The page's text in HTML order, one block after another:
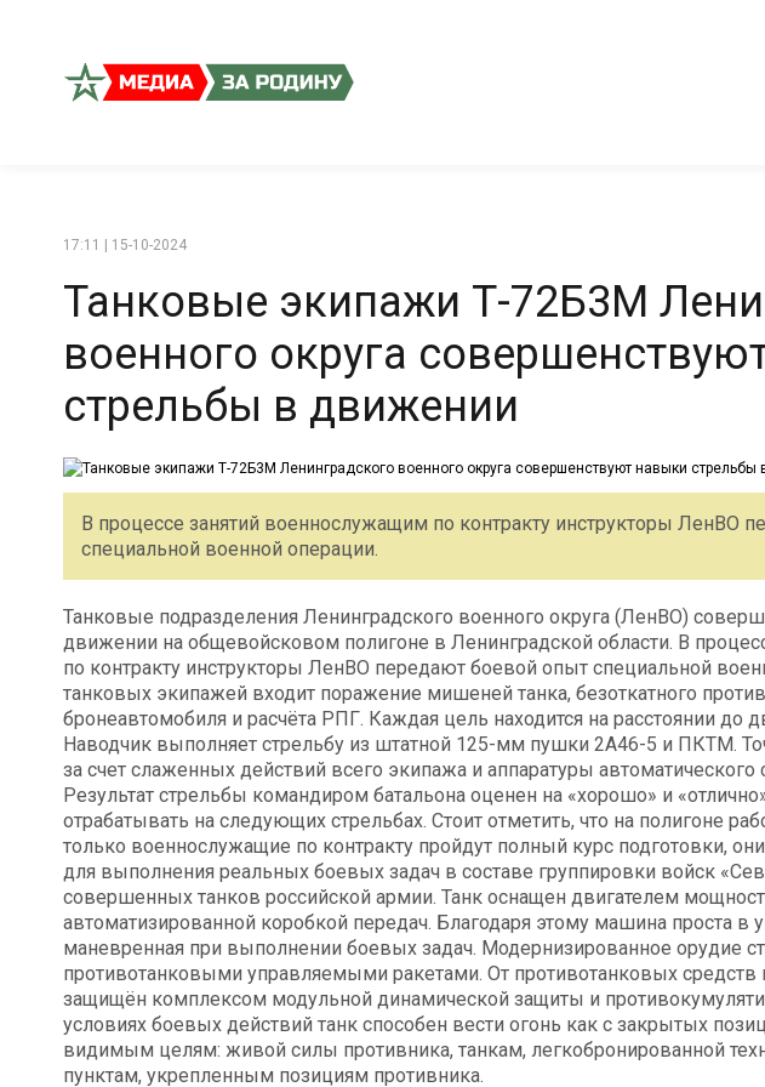
17:11 | 15-10-2024
Танковые экипажи Т-72Б3М
военного округа
стрельбы в движении
В процессе занятий военнослужащим по контракту инструкторы ЛенВО
специальной военной операции.
Танковые подразделения Ленинградского военного округа (ЛенВО)
движении на общевойсковом полигоне в Ленинградской области. В
по контракту инструкторы ЛенВО передают боевой опыт специальной
танковых экипажей входит поражение мишеней танка, безоткатного
бронеавтомобиля и расчёта РПГ. Каждая цель находится на расстоянии до
Наводчик выполняет стрельбу из штатной 125-мм пушки 2А46-5 и ПКТМ.
за счет слаженных действий всего экипажа и аппаратуры
Результат стрельбы командиром батальона оценен на «хорошо» и
отрабатывать на следующих стрельбах. Стоит отметить, что на полигоне
только военнослужащие по контракту пройдут полный курс подготовки,
для выполнения реальных боевых задач в составе группировки войск
совершенных танков российской армии. Танк оснащен двигателем
автоматизированной коробкой передач. Благодаря этому машина проста в
маневренная при выполнении боевых задач. Модернизированное орудие
противотанковыми управляемыми ракетами. От противотанковых
защищён комплексом модульной динамической защиты и
условиях боевых действий танк способен вести огонь как с закрытых
видимым целям: живой силы противника, танкам, легкобронированной
пунктам, укрепленным позициям противника.